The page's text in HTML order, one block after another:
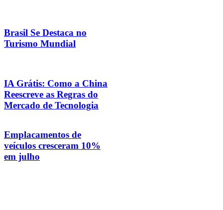
Brasil Se Destaca no
Turismo Mundial
IA Grátis: Como a China
Reescreve as Regras do
Mercado de Tecnologia
Emplacamentos de
veículos cresceram 10%
em julho